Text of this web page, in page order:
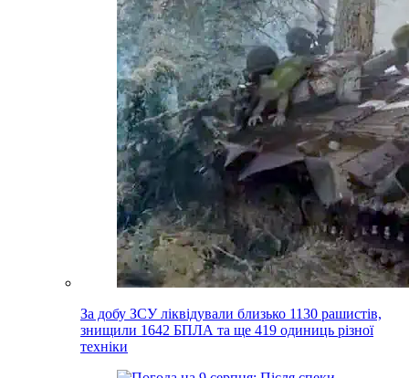
За добу ЗСУ ліквідували близько 1130 рашистів,
знищили 1642 БПЛА та ще 419 одиниць різної
техніки